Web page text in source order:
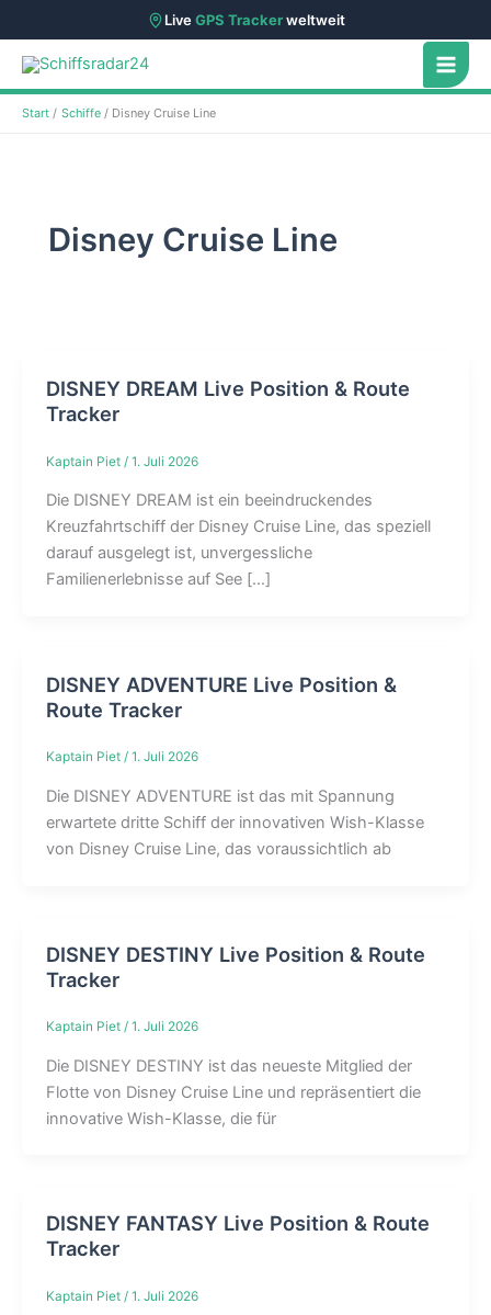
LiveGPS Trackerweltweit
Zum
Inhalt
springen
Start Schiffe Disney Cruise Line
Disney Cruise Line
DISNEY DREAM Live Position & Route
Tracker
Kaptain Piet / 1. Juli 2026
Die DISNEY DREAM ist ein beeindruckendes
Kreuzfahrtschiff der Disney Cruise Line, das speziell
darauf ausgelegt ist, unvergessliche
Familienerlebnisse auf See […]
DISNEY ADVENTURE Live Position &
Route Tracker
Kaptain Piet / 1. Juli 2026
Die DISNEY ADVENTURE ist das mit Spannung
erwartete dritte Schiff der innovativen Wish-Klasse
von Disney Cruise Line, das voraussichtlich ab
DISNEY DESTINY Live Position & Route
Tracker
Kaptain Piet / 1. Juli 2026
Die DISNEY DESTINY ist das neueste Mitglied der
Flotte von Disney Cruise Line und repräsentiert die
innovative Wish-Klasse, die für
DISNEY FANTASY Live Position & Route
Tracker
Kaptain Piet / 1. Juli 2026